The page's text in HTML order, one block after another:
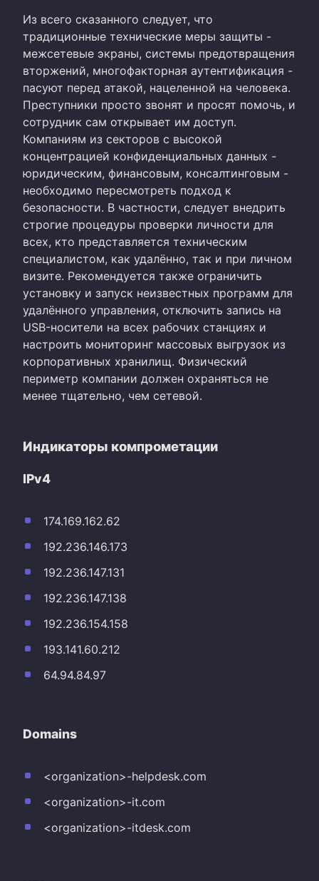
Из всего сказанного следует, что
традиционные технические меры защиты -
межсетевые экраны, системы предотвращения
вторжений, многофакторная аутентификация -
пасуют перед атакой, нацеленной на человека.
Преступники просто звонят и просят помочь, и
сотрудник сам открывает им доступ.
Компаниям из секторов с высокой
концентрацией конфиденциальных данных -
юридическим, финансовым, консалтинговым -
необходимо пересмотреть подход к
безопасности. В частности, следует внедрить
строгие процедуры проверки личности для
всех, кто представляется техническим
специалистом, как удалённо, так и при личном
визите. Рекомендуется также ограничить
установку и запуск неизвестных программ для
удалённого управления, отключить запись на
USB-носители на всех рабочих станциях и
настроить мониторинг массовых выгрузок из
корпоративных хранилищ. Физический
периметр компании должен охраняться не
менее тщательно, чем сетевой.
Индикаторы компрометации
IPv4
174.169.162.62
192.236.146.173
192.236.147.131
192.236.147.138
192.236.154.158
193.141.60.212
64.94.84.97
Domains
<organization>-helpdesk.com
<organization>-it.com
<organization>-itdesk.com